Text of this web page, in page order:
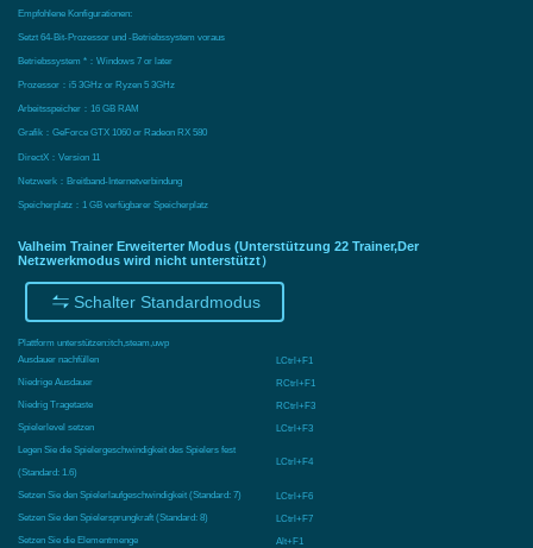
Empfohlene Konfigurationen:
Setzt 64-Bit-Prozessor und -Betriebssystem voraus
Betriebssystem *：Windows 7 or later
Prozessor：i5 3GHz or Ryzen 5 3GHz
Arbeitsspeicher：16 GB RAM
Grafik：GeForce GTX 1060 or Radeon RX 580
DirectX：Version 11
Netzwerk：Breitband-Internetverbindung
Speicherplatz：1 GB verfügbarer Speicherplatz
Valheim Trainer Erweiterter Modus (Unterstützung 22 Trainer,Der
Netzwerkmodus wird nicht unterstützt）
Schalter Standardmodus
Plattform unterstützen:itch,steam,uwp
Ausdauer nachfüllen
LCtrl+F1
Niedrige Ausdauer
RCtrl+F1
Niedrig Tragetaste
RCtrl+F3
Spielerlevel setzen
LCtrl+F3
Legen Sie die Spielergeschwindigkeit des Spielers fest
(Standard: 1.6)
LCtrl+F4
Setzen Sie den Spielerlaufgeschwindigkeit (Standard: 7)
LCtrl+F6
Setzen Sie den Spielersprungkraft (Standard: 8)
LCtrl+F7
Setzen Sie die Elementmenge
Alt+F1